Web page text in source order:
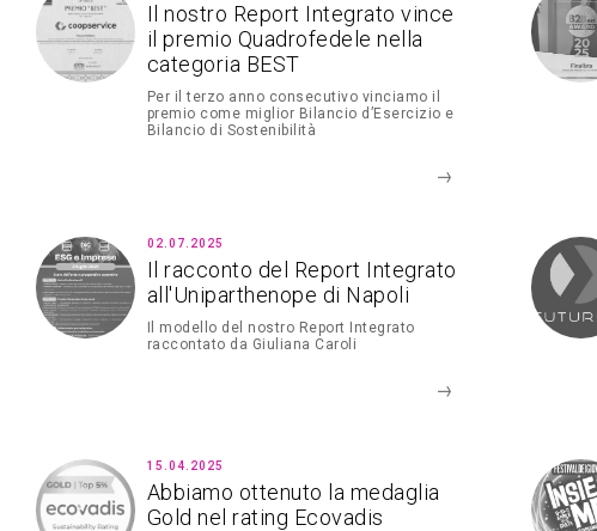
Il nostro Report Integrato vince
il premio Quadrofedele nella
categoria BEST
Per il terzo anno consecutivo vinciamo il
premio come miglior Bilancio d’Esercizio e
Bilancio di Sostenibilità
02.07.2025
Il racconto del Report Integrato
all'Uniparthenope di Napoli
Il modello del nostro Report Integrato
raccontato da Giuliana Caroli
15.04.2025
Abbiamo ottenuto la medaglia
Gold nel rating Ecovadis